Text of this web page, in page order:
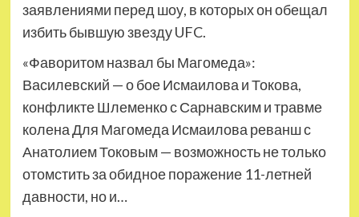
заявлениями перед шоу, в которых он обещал
избить бывшую звезду UFC.
«Фаворитом назвал бы Магомеда»:
Василевский — о бое Исмаилова и Токова,
конфликте Шлеменко с Сарнавским и травме
колена Для Магомеда Исмаилова реванш с
Анатолием Токовым — возможность не только
отомстить за обидное поражение 11-летней
давности, но и…